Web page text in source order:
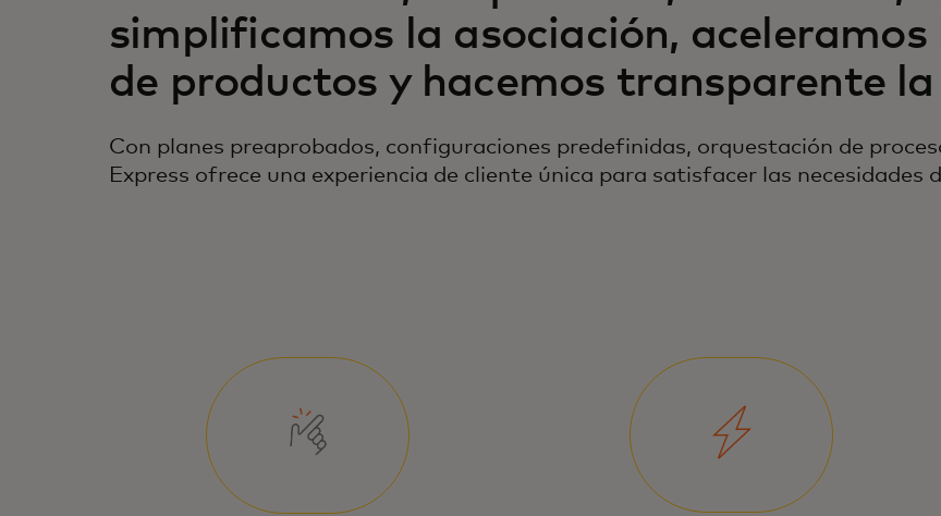
simplificamos la asociación,
de productos y hacemos transparente
Con planes preaprobados, configuraciones predefinidas, orquestación de
Express ofrece una experiencia de cliente única para satisfacer las necesidades